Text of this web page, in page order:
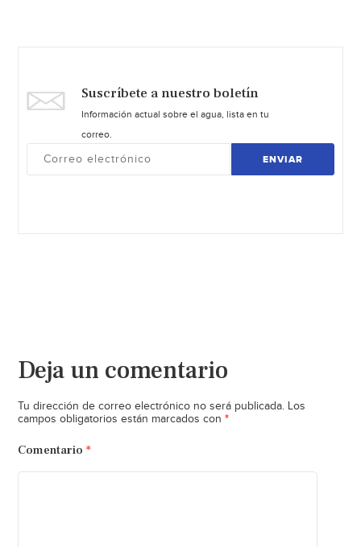
Suscríbete a nuestro boletín
Información actual sobre el agua, lista en tu
correo.
ENVIAR
Deja un comentario
Tu dirección de correo electrónico no será publicada. Los
campos obligatorios están marcados con *
Comentario *